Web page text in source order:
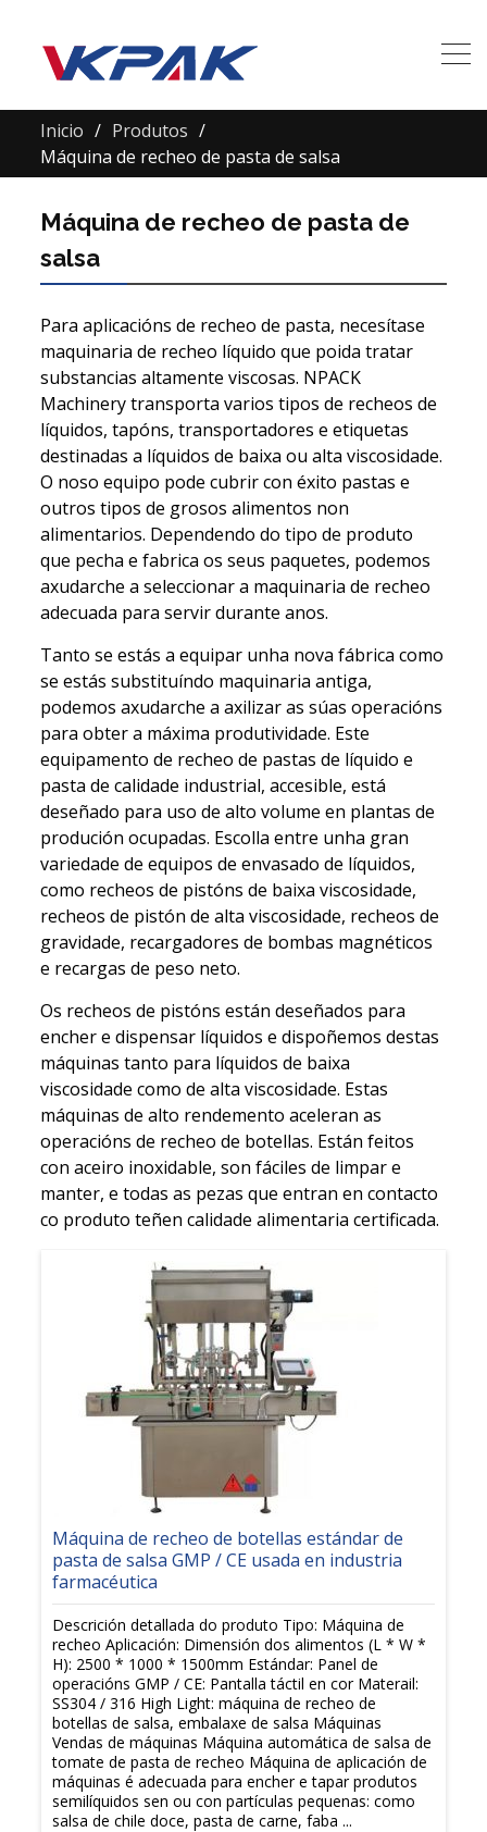
Inicio
Produtos
Máquina de recheo de pasta de salsa
Máquina de recheo de pasta de
salsa
Para aplicacións de recheo de pasta, necesítase
maquinaria de recheo líquido que poida tratar
substancias altamente viscosas. NPACK
Machinery transporta varios tipos de recheos de
líquidos, tapóns, transportadores e etiquetas
destinadas a líquidos de baixa ou alta viscosidade.
O noso equipo pode cubrir con éxito pastas e
outros tipos de grosos alimentos non
alimentarios. Dependendo do tipo de produto
que pecha e fabrica os seus paquetes, podemos
axudarche a seleccionar a maquinaria de recheo
adecuada para servir durante anos.
Tanto se estás a equipar unha nova fábrica como
se estás substituíndo maquinaria antiga,
podemos axudarche a axilizar as súas operacións
para obter a máxima produtividade. Este
equipamento de recheo de pastas de líquido e
pasta de calidade industrial, accesible, está
deseñado para uso de alto volume en plantas de
produción ocupadas. Escolla entre unha gran
variedade de equipos de envasado de líquidos,
como recheos de pistóns de baixa viscosidade,
recheos de pistón de alta viscosidade, recheos de
gravidade, recargadores de bombas magnéticos
e recargas de peso neto.
Os recheos de pistóns están deseñados para
encher e dispensar líquidos e dispoñemos destas
máquinas tanto para líquidos de baixa
viscosidade como de alta viscosidade. Estas
máquinas de alto rendemento aceleran as
operacións de recheo de botellas. Están feitos
con aceiro inoxidable, son fáciles de limpar e
manter, e todas as pezas que entran en contacto
co produto teñen calidade alimentaria certificada.
Máquina de recheo de botellas estándar de
pasta de salsa GMP / CE usada en industria
farmacéutica
Descrición detallada do produto Tipo: Máquina de
recheo Aplicación: Dimensión dos alimentos (L * W *
H): 2500 * 1000 * 1500mm Estándar: Panel de
operacións GMP / CE: Pantalla táctil en cor Materail:
SS304 / 316 High Light: máquina de recheo de
botellas de salsa, embalaxe de salsa Máquinas
Vendas de máquinas Máquina automática de salsa de
tomate de pasta de recheo Máquina de aplicación de
máquinas é adecuada para encher e tapar produtos
semilíquidos sen ou con partículas pequenas: como
salsa de chile doce, pasta de carne, faba ...